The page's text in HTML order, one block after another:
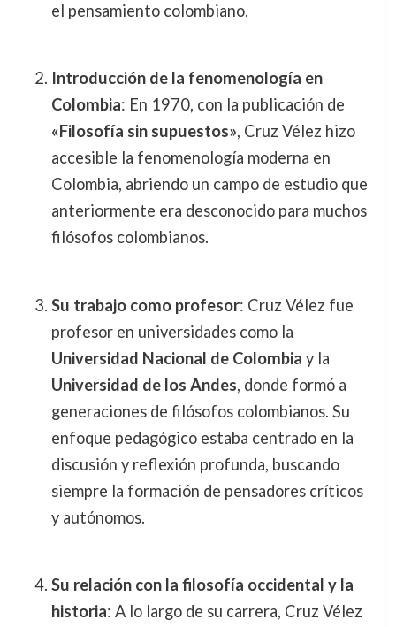
el pensamiento colombiano.
Introducción de la fenomenología en
Colombia: En 1970, con la publicación de
«Filosofía sin supuestos», Cruz Vélez hizo
accesible la fenomenología moderna en
Colombia, abriendo un campo de estudio que
anteriormente era desconocido para muchos
filósofos colombianos.
Su trabajo como profesor: Cruz Vélez fue
profesor en universidades como la
Universidad Nacional de Colombia y la
Universidad de los Andes, donde formó a
generaciones de filósofos colombianos. Su
enfoque pedagógico estaba centrado en la
discusión y reflexión profunda, buscando
siempre la formación de pensadores críticos
y autónomos.
Su relación con la filosofía occidental y la
historia: A lo largo de su carrera, Cruz Vélez